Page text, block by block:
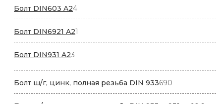
Болт DIN603 A244
товара
Болт DIN6921 A21
товар
Болт DIN931 A23
Болт ш/г, цинк, полная резьба DIN 933690
товаров